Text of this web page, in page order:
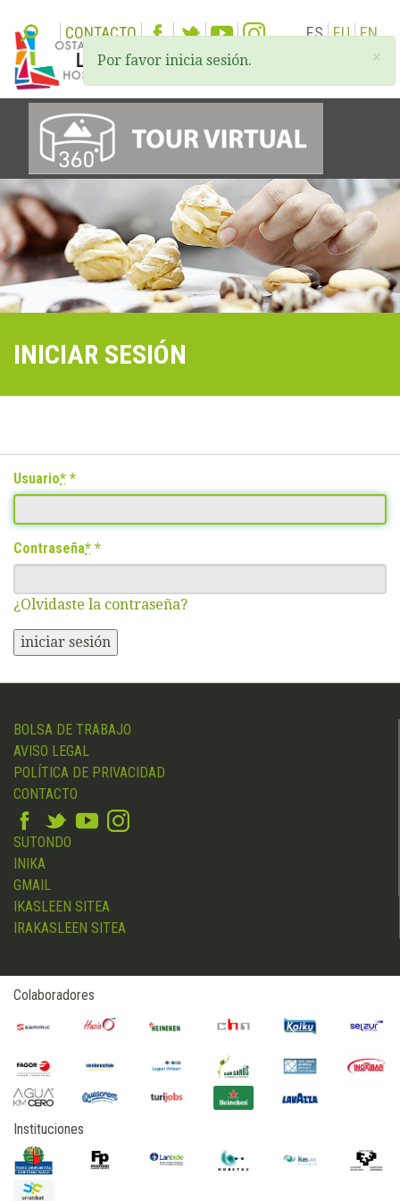
CONTACTO ES EU EN
×
Por favor inicia sesión.
INICIAR SESIÓN
Usuario*
Contraseña*
¿Olvidaste la contraseña?
iniciar sesión
BOLSA DE TRABAJO
AVISO LEGAL
POLÍTICA DE PRIVACIDAD
CONTACTO
SUTONDO
INIKA
GMAIL
IKASLEEN SITEA
IRAKASLEEN SITEA
Colaboradores
Instituciones